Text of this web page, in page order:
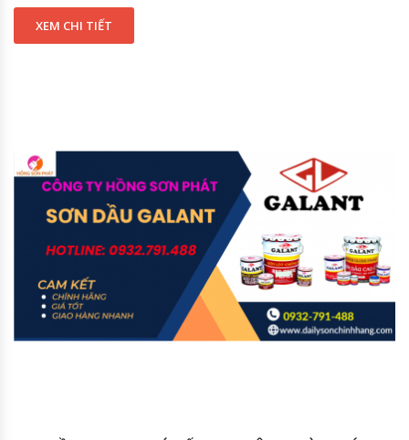
XEM CHI TIẾT